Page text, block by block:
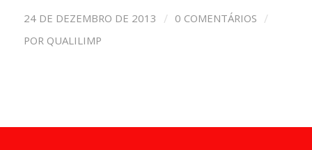
24 DE DEZEMBRO DE 2013 / 0 COMENTÁRIOS /
POR QUALILIMP